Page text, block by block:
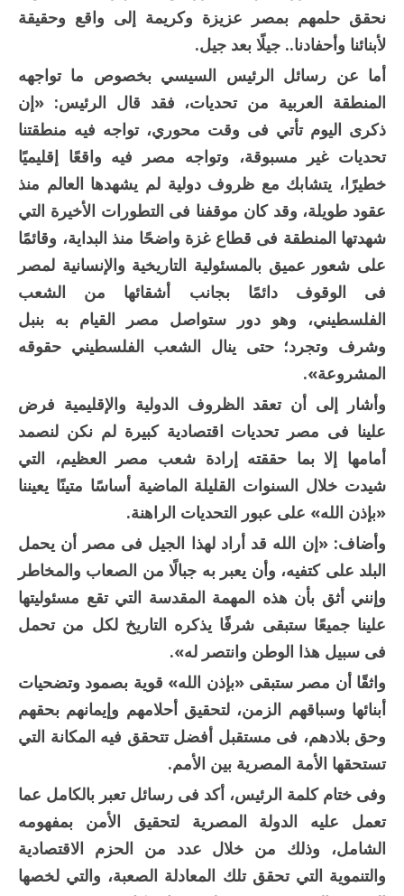
نحقق حلمهم بمصر عزيزة وكريمة إلى واقع وحقيقة
لأبنائنا وأحفادنا.. جيلًا بعد جيل.
أما عن رسائل الرئيس السيسي بخصوص ما تواجهه
المنطقة العربية من تحديات، فقد قال الرئيس: «إن
ذكرى اليوم تأتي فى وقت محوري، تواجه فيه منطقتنا
تحديات غير مسبوقة، وتواجه مصر فيه واقعًا إقليميًا
خطيرًا، يتشابك مع ظروف دولية لم يشهدها العالم منذ
عقود طويلة، وقد كان موقفنا فى التطورات الأخيرة التي
شهدتها المنطقة فى قطاع غزة واضحًا منذ البداية، وقائمًا
على شعور عميق بالمسئولية التاريخية والإنسانية لمصر
فى الوقوف دائمًا بجانب أشقائها من الشعب
الفلسطيني، وهو دور ستواصل مصر القيام به بنبل
وشرف وتجرد؛ حتى ينال الشعب الفلسطيني حقوقه
المشروعة».
وأشار إلى أن تعقد الظروف الدولية والإقليمية فرض
علينا فى مصر تحديات اقتصادية كبيرة لم نكن لنصمد
أمامها إلا بما حققته إرادة شعب مصر العظيم، التي
شيدت خلال السنوات القليلة الماضية أساسًا متينًا يعيننا
«بإذن الله» على عبور التحديات الراهنة.
وأضاف: «إن الله قد أراد لهذا الجيل فى مصر أن يحمل
البلد على كتفيه، وأن يعبر به جبالًا من الصعاب والمخاطر
وإنني أثق بأن هذه المهمة المقدسة التي تقع مسئوليتها
علينا جميعًا ستبقى شرفًا يذكره التاريخ لكل من تحمل
فى سبيل هذا الوطن وانتصر له».
واثقًا أن مصر ستبقى «بإذن الله» قوية بصمود وتضحيات
أبنائها وسباقهم الزمن، لتحقيق أحلامهم وإيمانهم بحقهم
وحق بلادهم، فى مستقبل أفضل تتحقق فيه المكانة التي
تستحقها الأمة المصرية بين الأمم.
وفى ختام كلمة الرئيس، أكد فى رسائل تعبر بالكامل عما
تعمل عليه الدولة المصرية لتحقيق الأمن بمفهومه
الشامل، وذلك من خلال عدد من الحزم الاقتصادية
والتنموية التي تحقق تلك المعادلة الصعبة، والتي لخصها